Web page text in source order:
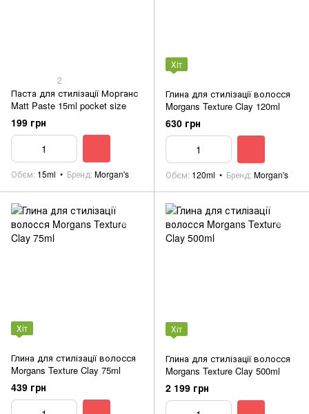
2
Паста для стилізації Морганс
Matt Paste 15ml pocket size
199 грн
Обєм 15ml Бренд Morgan's
Хіт
Глина для стилізації волосся
Morgans Texture Clay 120ml
630 грн
Обєм 120ml Бренд Morgan's
Хіт
Глина для стилізації волосся
Morgans Texture Clay 75ml
439 грн
Хіт
Глина для стилізації волосся
Morgans Texture Clay 500ml
2 199 грн